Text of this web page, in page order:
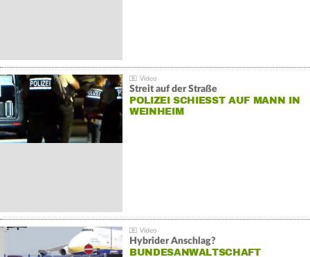
Streit auf der Straße
POLIZEI SCHIESST AUF MANN IN W
EINHEIM
Hybrider Anschlag?
BUNDESANWALTSCHAFT